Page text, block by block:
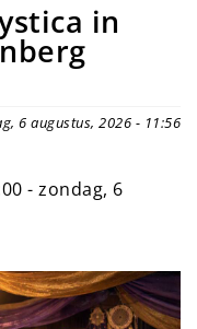
in
6 augustus, 2026 - 11:56
- zondag, 6